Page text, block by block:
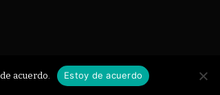
acuerdo. Estoy de acuerdo